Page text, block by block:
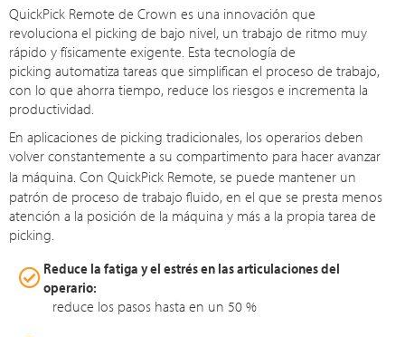
QuickPick Remote de Crown es una innovación que
revoluciona el picking de bajo nivel, un trabajo de ritmo muy
rápido y físicamente exigente. Esta tecnología de
picking automatiza tareas que simplifican el proceso de trabajo,
con lo que ahorra tiempo, reduce los riesgos e incrementa la
productividad.
En aplicaciones de picking tradicionales, los operarios deben
volver constantemente a su compartimento para hacer avanzar
la máquina. ConQuickPick Remote, se puede mantener un
patrón de proceso de trabajo fluido, en el que se presta menos
atención a la posición de la máquina y más a la propia tarea de
picking.
Reduce la fatiga y el estrés en las articulaciones del
operario:
reduce los pasos hasta en un 50 %